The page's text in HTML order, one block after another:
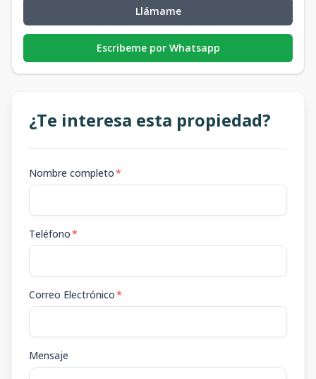
Llámame
Escribeme por Whatsapp
¿Te interesa esta propiedad?
Nombre completo*
Teléfono*
Correo Electrónico*
Mensaje